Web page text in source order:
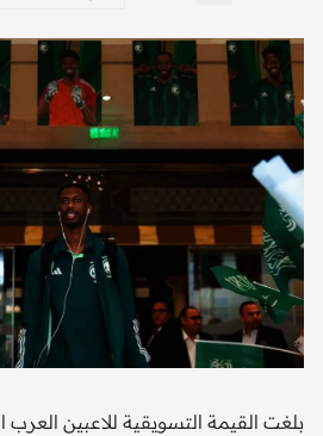
بلغت القيمة التسويقية للاعبين